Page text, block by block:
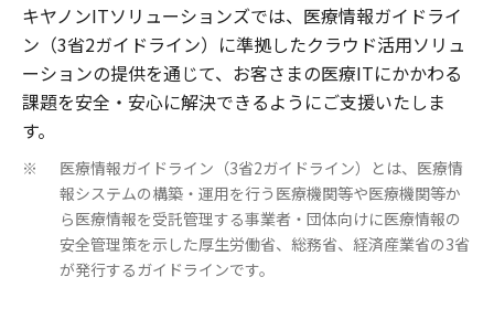
キヤノンITソリューションズでは、医療情報ガイドライ
ン（3省2ガイドライン）に準拠したクラウド活用ソリュ
ーションの提供を通じて、お客さまの医療ITにかかわる
課題を安全・安心に解決できるようにご支援いたしま
す。
※
医療情報ガイドライン（3省2ガイドライン）とは、医療情
報システムの構築・運用を行う医療機関等や医療機関等か
ら医療情報を受託管理する事業者・団体向けに医療情報の
安全管理策を示した厚生労働省、総務省、経済産業省の3省
が発行するガイドラインです。